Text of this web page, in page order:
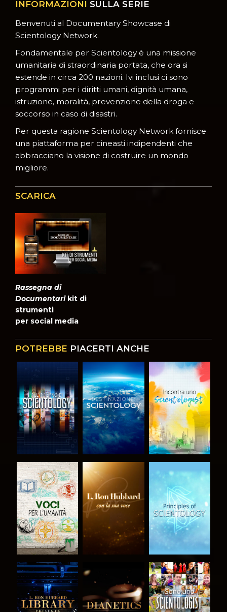
INFORMAZIONI SULLA SERIE
Benvenuti al Documentary Showcase di
Scientology Network.
Fondamentale per Scientology è una missione
umanitaria di straordinaria portata, che ora si
estende in circa 200 nazioni. Ivi inclusi ci sono
programmi per i diritti umani, dignità umana,
istruzione, moralità, prevenzione della droga e
soccorso in caso di disastri.
Per questa ragione Scientology Network fornisce
una piattaforma per cineasti indipendenti che
abbracciano la visione di costruire un mondo
migliore.
SCARICA
Rassegna di
Documentarikit di
strumenti
per social media
POTREBBE PIACERTI ANCHE
ESPLORA LE
SERIE
ESPLORA LE
SERIE
ESPLORA LE
SERIE
ESPLORA LE
SERIE
ESPLORA LE
SERIE
GUARDA